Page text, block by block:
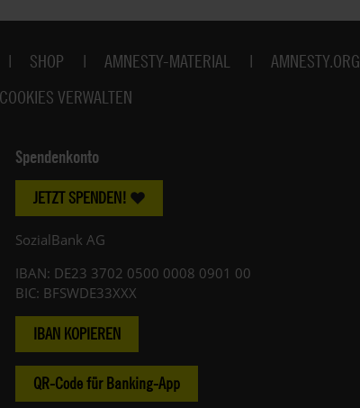
SHOP AMNESTY-MATERIAL AMNESTY.ORG
COOKIES VERWALTEN
Spendenkonto
JETZT SPENDEN!
SozialBank AG
IBAN: DE23 3702 0500 0008 0901 00
BIC: BFSWDE33XXX
IBAN KOPIEREN
QR-Code für Banking-App